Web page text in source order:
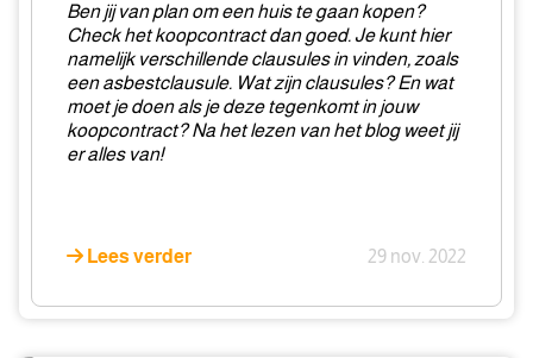
clausules
Ben jij van plan om een huis te gaan kopen?
Check het koopcontract dan goed. Je kunt hier
namelijk verschillende clausules in vinden, zoals
een asbestclausule. Wat zijn clausules? En wat
moet je doen als je deze tegenkomt in jouw
koopcontract? Na het lezen van het blog weet jij
er alles van!
Lees verder 29 nov. 2022